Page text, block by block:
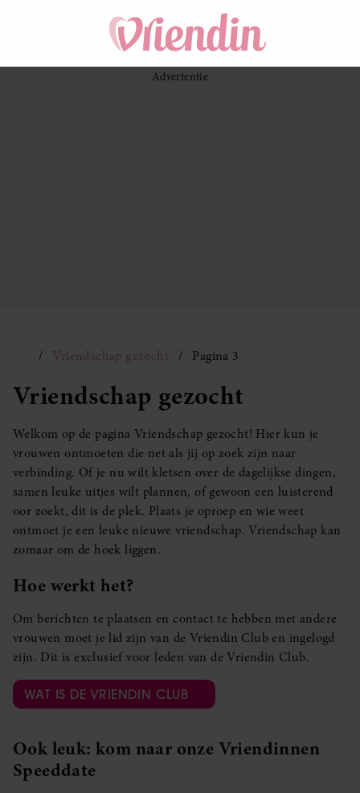
Vriendschap gezocht Pagina 3
Vriendschap gezocht
Welkom op de pagina Vriendschap gezocht! Hier kun je
vrouwen ontmoeten die net als jij op zoek zijn naar
verbinding. Of je nu wilt kletsen over de dagelijkse dingen,
samen leuke uitjes wilt plannen, of gewoon een luisterend
oor zoekt, dit is de plek. Plaats je oproep en wie weet
ontmoet je een leuke nieuwe vriendschap. Vriendschap kan
zomaar om de hoek liggen.
Hoe werkt het?
Om berichten te plaatsen en contact te hebben met andere
vrouwen moet je lid zijn van de Vriendin Club en ingelogd
zijn. Dit is exclusief voor leden van de Vriendin Club.
WAT IS DE VRIENDIN CLUB
Ook leuk: kom naar onze Vriendinnen
Speeddate